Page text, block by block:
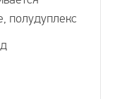
полудуплекс